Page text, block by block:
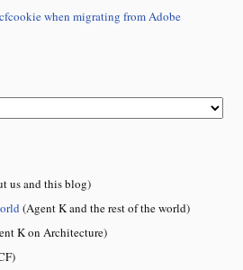
when migrating from Adobe
us and this blog)
(Agent K and the rest of the world)
K on Architecture)